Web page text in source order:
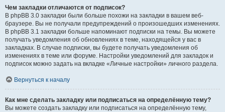
Чем закладки отличаются от подписок?
В phpBB 3.0 закладки были больше похожи на закладки в вашем веб-
браузере. Вы не получали предупреждений о произошедших изменениях.
В phpBB 3.1 закладки больше напоминают подписки на темы. Вы можете
получать уведомления об обновлениях в теме, находящейся у вас в
закладках. В случае подписки, вы будете получать уведомления об
изменениях в теме или форуме. Настройки уведомлений для закладок и
подписок можно задать на вкладке «Личные настройки» личного раздела.
Вернуться к началу
Как мне сделать закладку или подписаться на определённую тему?
Вы можете создать закладку или подписаться на определённую тему,